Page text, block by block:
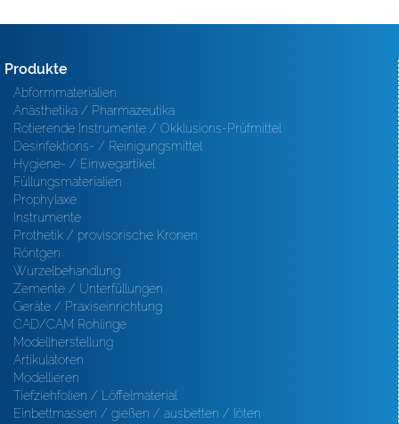
Produkte
Abformmaterialien
Anästhetika / Pharmazeutika
Rotierende Instrumente / Okklusions-Prüfmittel
Desinfektions- / Reinigungsmittel
Hygiene- / Einwegartikel
Füllungsmaterialien
Prophylaxe
Instrumente
Prothetik / provisorische Kronen
Röntgen
Wurzelbehandlung
Zemente / Unterfüllungen
Geräte / Praxiseinrichtung
CAD/CAM Rohlinge
Modellherstellung
Artikulatoren
Modellieren
Tiefziehfolien / Löffelmaterial
Einbettmassen / gießen / ausbetten / löten